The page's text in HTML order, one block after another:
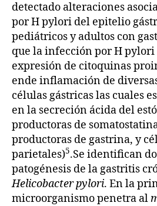
detectado alteraciones
por H pylori del epitelio
pediátricos y adultos con
que la infección por H pylori
expresión de citoquinas
ende inflamación de
células gástricas las cuales
en la secreción ácida del
productoras de
productoras de gastrina, y
parietales)5.Se identifican
patogénesis de la gastritis
Helicobacter pylori. En la
microorganismo penetra al